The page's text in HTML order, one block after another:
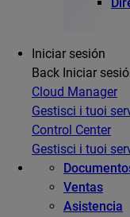
Iniciar sesión
Back Iniciar
Cloud Manager
Gestisci i tuoi
Control Center
Gestisci i tuoi
Ventas
Asistencia